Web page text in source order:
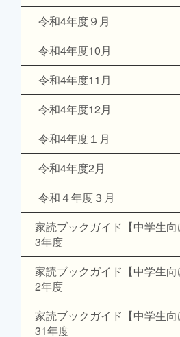
令和4年度９月
令和4年度10月
令和4年度11月
令和4年度12月
令和4年度１月
令和4年度2月
令和４年度３月
家読ブックガイド【中学生
3年度
家読ブックガイド【中学生
2年度
家読ブックガイド【中学生
31年度